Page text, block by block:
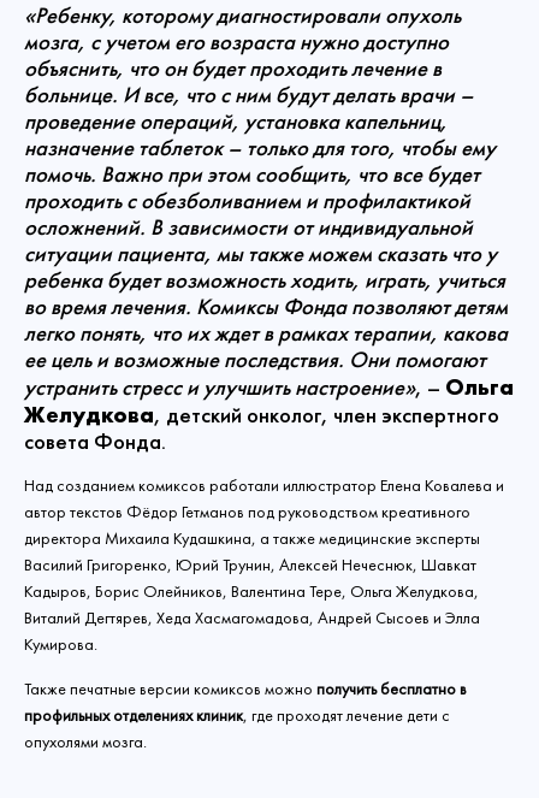
«Ребенку, которому диагностировали опухоль
мозга, с учетом его возраста нужно доступно
объяснить, что он будет проходить лечение в
больнице. И все, что с ним будут делать врачи –
проведение операций, установка капельниц,
назначение таблеток – только для того, чтобы ему
помочь. Важно при этом сообщить, что все будет
проходить с обезболиванием и профилактикой
осложнений. В зависимости от индивидуальной
ситуации пациента, мы также можем сказать что у
ребенка будет возможность ходить, играть, учиться
во время лечения. Комиксы Фонда позволяют детям
легко понять, что их ждет в рамках терапии, какова
ее цель и возможные последствия. Они помогают
устранить стресс и улучшить настроение», – Ольга
Желудкова, детский онколог, член экспертного
совета Фонда.
Над созданием комиксов работали иллюстратор Елена Ковалева и
автор текстов Фёдор Гетманов под руководством креативного
директора Михаила Кудашкина, а также медицинские эксперты
Василий Григоренко, Юрий Трунин, Алексей Нечеснюк, Шавкат
Кадыров, Борис Олейников, Валентина Тере, Ольга Желудкова,
Виталий Дегтярев, Хеда Хасмагомадова, Андрей Сысоев и Элла
Кумирова.
Также печатные версии комиксов можно получить бесплатно в
профильных отделениях клиник, где проходят лечение дети с
опухолями мозга.